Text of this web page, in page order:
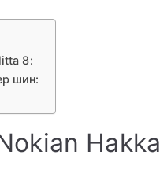
8:
шин: